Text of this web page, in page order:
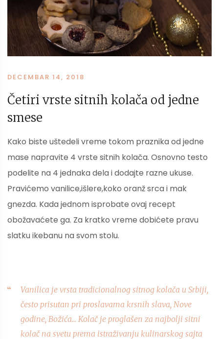
DECEMBAR 14, 2018
Četiri vrste sitnih kolača od jedne
smese
Kako biste uštedeli vreme tokom praznika od jedne
mase napravite 4 vrste sitnih kolača. Osnovno testo
podelite na 4 jednaka dela i dodajte razne ukuse.
Pravićemo vanilice,išlere,koko oranž srca i mak
gnezda. Kada jednom isprobate ovaj recept
obožavaćete ga. Za kratko vreme dobićete pravu
slatku ikebanu na svom stolu.
Vanilica je vrsta tradicionalnog sitnog kolača u Srbiji,
često prisutan pri proslavama krsnih slava, Nove
godine, Božića... Kolač je proglašen za najbolji sitni
kolač na svetu prema istraživanju kulinarskog sajta